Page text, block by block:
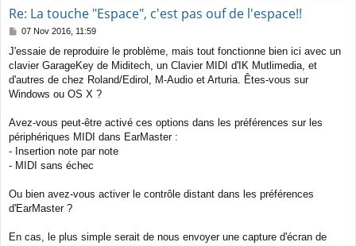
Re: La touche "Espace", c'est pas ouf de l'espace!!
P
s
t
07 Nov 2016, 11:59
J'essaie de reproduire le problème, mais tout fonctionne bien ici avec un
clavier GarageKey de Miditech, un Clavier MIDI d'IK Mutlimedia, et
d'autres de chez Roland/Edirol, M-Audio et Arturia. Êtes-vous sur
Windows ou OS X ?
Avez-vous peut-être activé ces options dans les préférences sur les
périphériques MIDI dans EarMaster :
- Insertion note par note
- MIDI sans échec
Ou bien avez-vous activer le contrôle distant dans les préférences
d'EarMaster ?
En cas, le plus simple serait de nous envoyer une capture d'écran de